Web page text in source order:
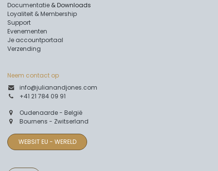
Documentatie & Downloads
Loyaliteit & Membership
Support
Evenementen
Je accountportaal
Verzending
Neem contact op
info@julianandjones.com
+41 21 784 09 91
Oudenaarde - België
Bournens - Zwitserland
WEBSIT EU - WERELD